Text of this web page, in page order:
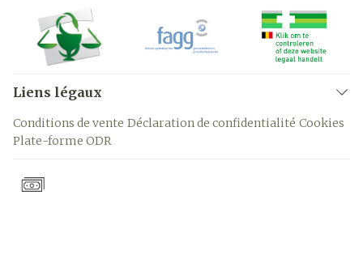
Liens légaux
Conditions de vente Déclaration de confidentialité Cookies
Plate-forme ODR